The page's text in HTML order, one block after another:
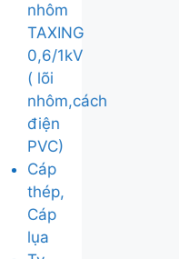
nhôm
TAXING
0,6/1kV
( lõi
nhôm,cách
điện
PVC)
Cáp
thép,
Cáp
lụa